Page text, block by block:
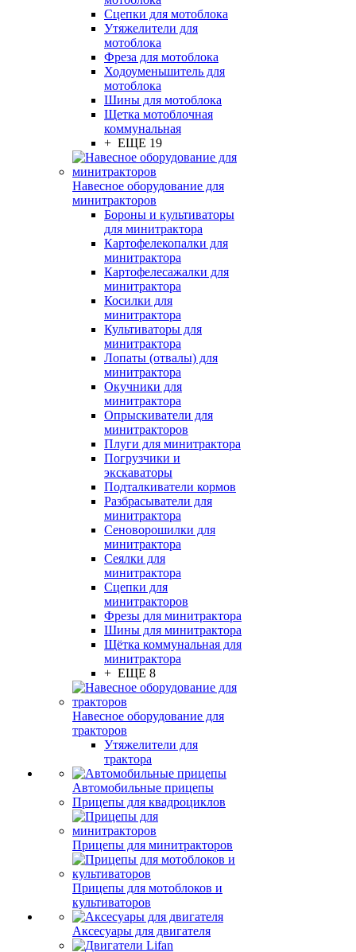
Сцепки для мотоблока
Утяжелители для
мотоблока
Фреза для мотоблока
Ходоуменьшитель для
мотоблока
Шины для мотоблока
Щетка мотоблочная
коммунальная
+ ЕЩЕ 19
Навесное оборудование для
минитракторов
Бороны и культиваторы
для минитрактора
Картофелекопалки для
минитрактора
Картофелесажалки для
минитрактора
Косилки для
минитрактора
Культиваторы для
минитрактора
Лопаты (отвалы) для
минитрактора
Окучники для
минитрактора
Опрыскиватели для
минитракторов
Плуги для минитрактора
Погрузчики и
экскаваторы
Подталкиватели кормов
Разбрасыватели для
минитрактора
Сеноворошилки для
минитрактора
Сеялки для
минитрактора
Сцепки для
минитракторов
Фрезы для минитрактора
Шины для минитрактора
Щётка коммунальная для
минитрактора
+ ЕЩЕ 8
Навесное оборудование для
тракторов
Утяжелители для
трактора
Автомобильные прицепы
Прицепы для квадроциклов
Прицепы для минитракторов
Прицепы для мотоблоков и
культиваторов
Аксесуары для двигателя